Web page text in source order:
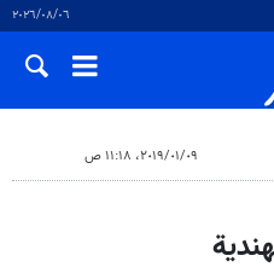
٠٦‏/٠٨‏/٢٠٢٦
٠٩‏/٠١‏/٢٠١٩، ١١:١٨ ص